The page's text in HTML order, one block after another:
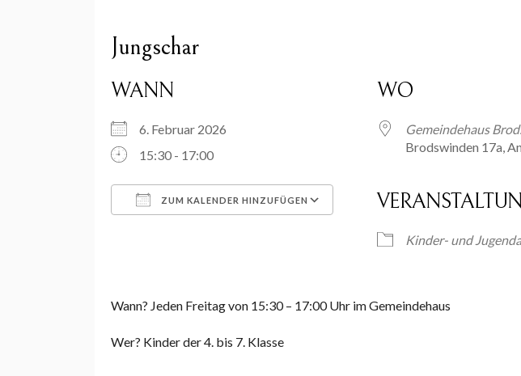
Jungschar
WANN
6. Februar 2026
15:30 - 17:00
ZUM KALENDER HINZUFÜGEN
Google Kalender
WO
Gemeindehaus
Brodswinden 17a,
Kinder- und
Wann? Jeden Freitag von 15:30 – 17:00 Uhr im Gemeindehaus
Wer? Kinder der 4. bis 7. Klasse